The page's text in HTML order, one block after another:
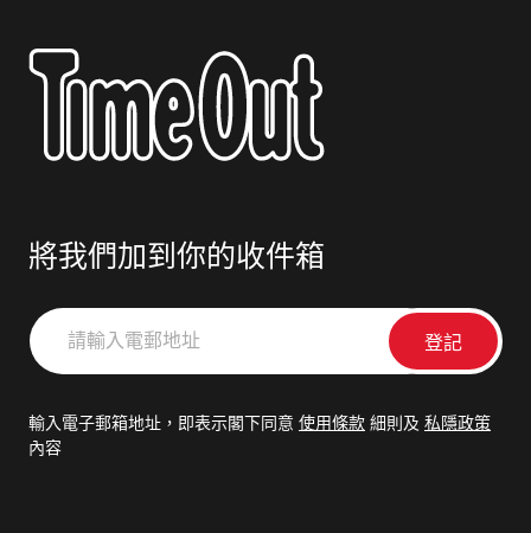
將我們加到你的收件箱
請
輸
郵
輸入電子郵箱地址，即表示閣下同意 使用條款 細則及 私隱政策
內容